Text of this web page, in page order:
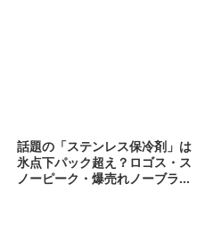
話題の「ステンレス保冷剤」は
氷点下パック超え？ロゴス・ス
ノーピーク・爆売れノーブラン